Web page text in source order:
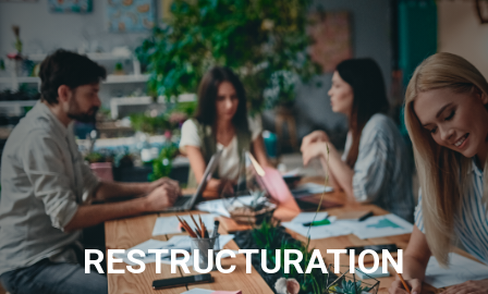
RESTRUCTURATION